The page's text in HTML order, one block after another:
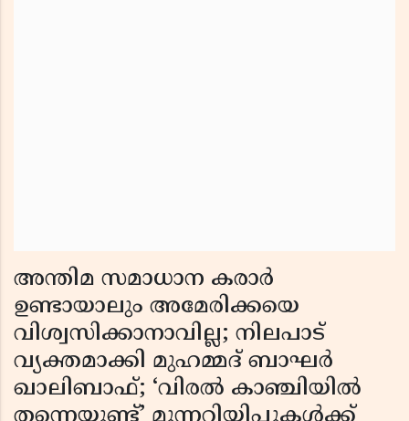
അന്തിമ സമാധാന കരാർ
ഉണ്ടായാലും അമേരിക്കയെ
വിശ്വസിക്കാനാവില്ല; നിലപാട്
വ്യക്തമാക്കി മുഹമ്മദ് ബാഘർ
ഖാലിബാഫ്; ‘വിരൽ കാഞ്ചിയിൽ